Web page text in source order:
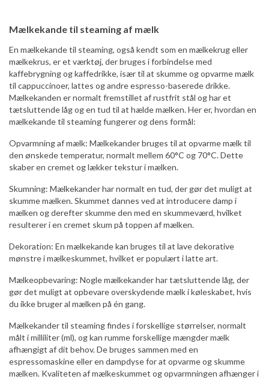
Mælkekande til steaming af mælk
En mælkekande til steaming, også kendt som en mælkekrug eller
mælkekrus, er et værktøj, der bruges i forbindelse med
kaffebrygning og kaffedrikke, især til at skumme og opvarme mælk
til cappuccinoer, lattes og andre espresso-baserede drikke.
Mælkekanden er normalt fremstillet af rustfrit stål og har et
tætsluttende låg og en tud til at hælde mælken. Her er, hvordan en
mælkekande til steaming fungerer og dens formål:
Opvarmning af mælk: Mælkekander bruges til at opvarme mælk til
den ønskede temperatur, normalt mellem 60°C og 70°C. Dette
skaber en cremet og lækker tekstur i mælken.
Skumning: Mælkekander har normalt en tud, der gør det muligt at
skumme mælken. Skummet dannes ved at introducere damp i
mælken og derefter skumme den med en skummeværd, hvilket
resulterer i en cremet skum på toppen af mælken.
Dekoration: En mælkekande kan bruges til at lave dekorative
mønstre i mælkeskummet, hvilket er populært i latte art.
Mælkeopbevaring: Nogle mælkekander har tætsluttende låg, der
gør det muligt at opbevare overskydende mælk i køleskabet, hvis
du ikke bruger al mælken på én gang.
Mælkekander til steaming findes i forskellige størrelser, normalt
målt i milliliter (ml), og kan rumme forskellige mængder mælk
afhængigt af dit behov. De bruges sammen med en
espressomaskine eller en dampdyse for at opvarme og skumme
mælken. Kvaliteten af mælkeskummet og opvarmningen afhænger i